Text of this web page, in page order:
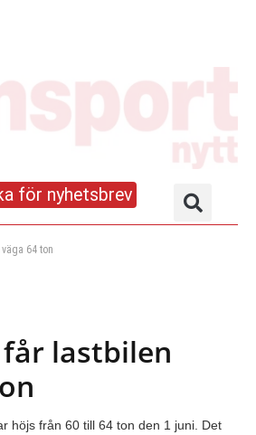
för nyhetsbrev
64 ton
lastbilen
höjs från 60 till 64 ton den 1 juni. Det